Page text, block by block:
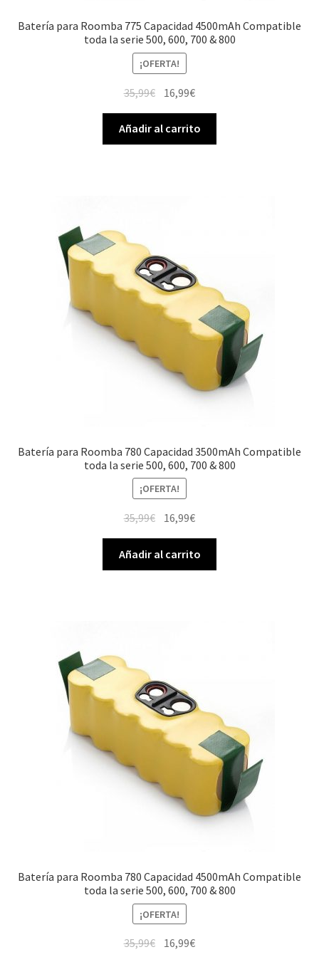
Batería para Roomba 775 Capacidad 4500mAh Compatible
toda la serie 500, 600, 700 & 800
¡OFERTA!
35,99€ El
original
era:
16,99€El
actual
es:
Añadir al carrito
Batería para Roomba 780 Capacidad 3500mAh Compatible
toda la serie 500, 600, 700 & 800
¡OFERTA!
35,99€ El
original
era:
16,99€El
actual
es:
Añadir al carrito
Batería para Roomba 780 Capacidad 4500mAh Compatible
toda la serie 500, 600, 700 & 800
¡OFERTA!
35,99€ El16,99€El